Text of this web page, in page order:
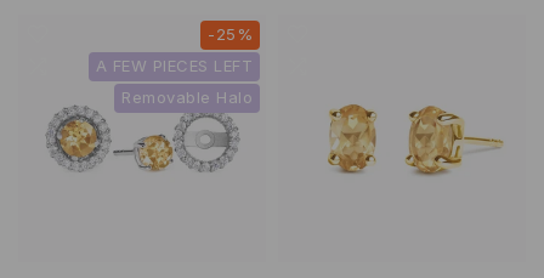
-25%
A FEW PIECES LEFT
Removable Halo